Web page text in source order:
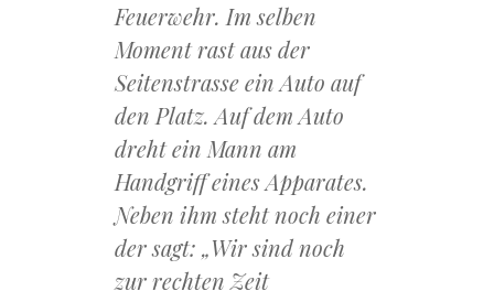
Feuerwehr. Im selben
Moment rast aus der
Seitenstrasse ein Auto auf
den Platz. Auf dem Auto
dreht ein Mann am
Handgriff eines Apparates.
Neben ihm steht noch einer
der sagt: „Wir sind noch
zur rechten Zeit